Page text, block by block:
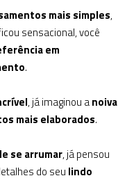
mais simples,
sensacional, você
em
.
, já imaginou anoiva
mais elaborados.
se arrumar, já pensou
do seu lindo